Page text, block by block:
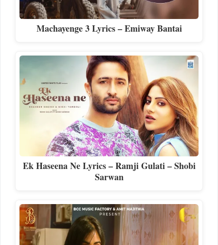
Machayenge 3 Lyrics – Emiway Bantai
Ek Haseena Ne Lyrics – Ramji Gulati – Shobi
Sarwan